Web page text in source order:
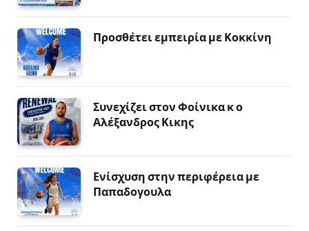
Προσθέτει εμπειρία με Κοκκίνη
Συνεχίζει στον Φοίνικα κ ο
Αλέξανδρος Κικης
Ενίσχυση στην περιφέρεια με
Παπαδογουλα